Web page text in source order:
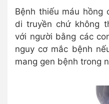
Bệnh thiếu máu hồng
di truyền chứ không
với người bằng các
nguy cơ mắc bệnh
mang gen bệnh trong